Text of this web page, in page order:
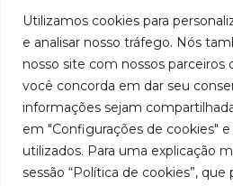
Utilizamos cookies para
e analisar nosso tráfego. Nós
nosso site com nossos parceiros
você concorda em dar seu
informações sejam
em "Configurações de cookies"
utilizados. Para uma explicação
sessão “Política de cookies”,